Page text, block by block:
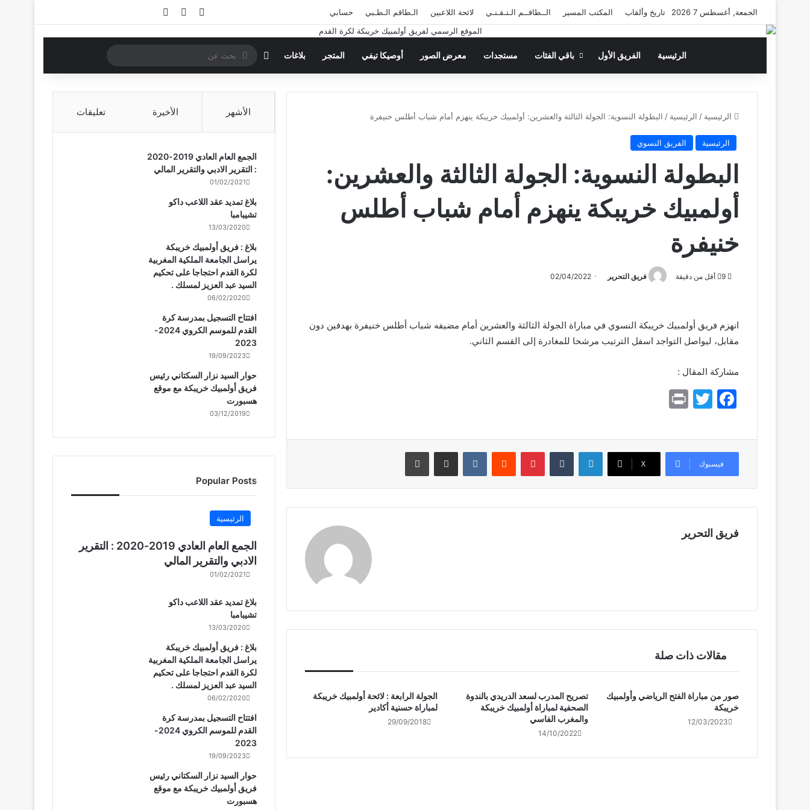
الجمعة, أغسطس 7 2026 تاريخ وألقاب المكتب المسير الــطاقــم الـتـقـنـي لائحة اللاعبين الـطاقم الـطـبي حسابي تسجيل الدخول
مقال عشوائي
الرئيسية الفريق الأول باقي الفئات مستجدات معرض الصور أوصيكا تيفي المتجر بلاغات الوضع المظلم
بحث
عن
الرئيسية / الرئيسية / البطولة النسوية: الجولة الثالثة والعشرين: أولمبيك خريبكة ينهزم أمام شباب أطلس خنيفرة
الرئيسية الفريق النسوي
البطولة النسوية: الجولة الثالثة والعشرين:
أولمبيك خريبكة ينهزم أمام شباب أطلس
خنيفرة
فريق التحرير 02/04/2022 أقل من دقيقة
انهزم فريق أولمبيك خريبكة النسوي في مباراة الجولة الثالثة والعشرين أمام مضيفه شباب أطلس خنيفرة بهدفين دون
مقابل، ليواصل التواجد اسفل الترتيب مرشحا للمغادرة إلى القسم الثاني.
مشاركة المقال :
F
c
e
b
o
o
k
T
itt
er
t
فيسبوك X
لينكدإن بينتيريست مشاركة عبر البريد طباعة
فريق التحرير
مقالات ذات صلة
الجولة الرابعة : لائحة أولمبيك خريبكة
لمباراة حسنية أكادير
29/09/2018
تصريح المدرب لسعد الدريدي بالندوة
الصحفية لمباراة أولمبيك خريبكة
والمغرب الفاسي
14/10/2022
صور من مباراة الفتح الرياضي وأولمبيك
خريبكة
12/03/2023
الأشهر الأخيرة تعليقات
الجمع العام العادي 2019-2020
: التقرير الادبي والتقرير المالي
01/02/2021
بلاغ تمديد عقد اللاعب داكو
تشيبامبا
13/03/2020
بلاغ : فريق أولمبيك خريبكة
يراسل الجامعة الملكية المغربية
لكرة القدم احتجاجا على تحكيم
السيد عبد العزيز لمسلك .
06/02/2020
افتتاح التسجيل بمدرسة كرة
القدم للموسم الكروي 2024-
2023
19/09/2023
حوار السيد نزار السكتاني رئيس
فريق أولمبيك خريبكة مع موقع
هسبورت
03/12/2019
Popular Posts
الرئيسية
الجمع العام العادي 2019-2020 : التقرير
الادبي والتقرير المالي
01/02/2021
بلاغ تمديد عقد اللاعب داكو
تشيبامبا
13/03/2020
بلاغ : فريق أولمبيك خريبكة
يراسل الجامعة الملكية المغربية
لكرة القدم احتجاجا على تحكيم
السيد عبد العزيز لمسلك .
06/02/2020
افتتاح التسجيل بمدرسة كرة
القدم للموسم الكروي 2024-
2023
19/09/2023
حوار السيد نزار السكتاني رئيس
فريق أولمبيك خريبكة مع موقع
هسبورت